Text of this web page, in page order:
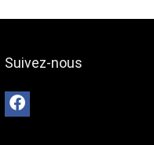
Suivez-nous